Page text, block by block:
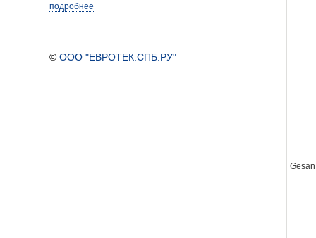
подробнее
© ООО "ЕВРОТЕК.СПБ.РУ"
Gesan